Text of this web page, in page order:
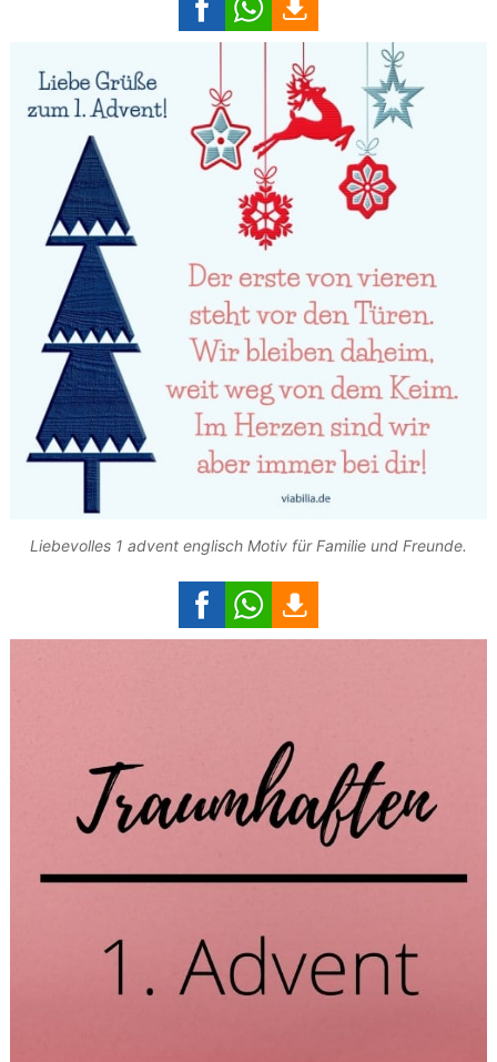
Liebevolles 1 advent englisch Motiv für Familie und Freunde.